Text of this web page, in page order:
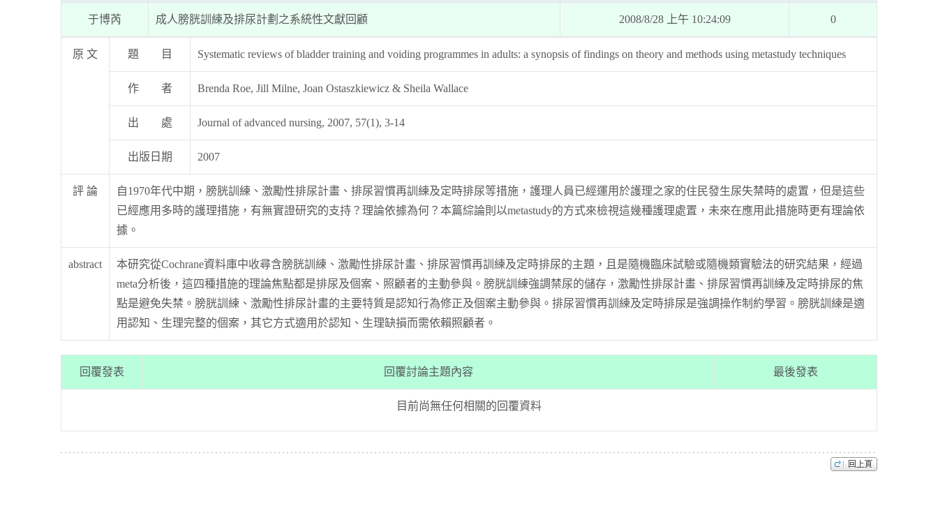
于博芮 成人膀胱訓練及排尿計劃之系統性文獻回顧 2008/8/28 上午 10:24:09 0
原 文 題 目 Systematic reviews of bladder training and voiding programmes in adults: a synopsis of findings on theory and methods using metastudy techniques
作 者 Brenda Roe, Jill Milne, Joan Ostaszkiewicz & Sheila Wallace
出 處 Journal of advanced nursing, 2007, 57(1), 3-14
出版日期 2007
評 論
自1970年代中期，膀胱訓練、激勵性排尿計畫、排尿習慣再訓練及定時排尿等措施，護理人員已經運用於護理之家的住民發生尿失禁時的處置，但是這些
已經應用多時的護理措施，有無實證研究的支持？理論依據為何？本篇綜論則以metastudy的方式來檢視這幾種護理處置，未來在應用此措施時更有理論依
據。
abstract
本研究從Cochrane資料庫中收尋含膀胱訓練、激勵性排尿計畫、排尿習慣再訓練及定時排尿的主題，且是隨機臨床試驗或隨機類實驗法的研究結果，經過
meta分析後，這四種措施的理論焦點都是排尿及個案、照顧者的主動參與。膀胱訓練強調禁尿的儲存，激勵性排尿計畫、排尿習慣再訓練及定時排尿的焦
點是避免失禁。膀胱訓練、激勵性排尿計畫的主要特質是認知行為修正及個案主動參與。排尿習慣再訓練及定時排尿是強調操作制約學習。膀胱訓練是適
用認知、生理完整的個案，其它方式適用於認知、生理缺損而需依賴照顧者。
回覆發表 回覆討論主題內容 最後發表
目前尚無任何相關的回覆資料